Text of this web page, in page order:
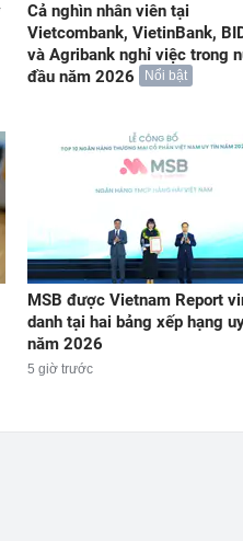
Cả nghìn nhân viên tại
Vietcombank, VietinBank,
và Agribank nghỉ việc trong
đầu năm 2026
Nổi bật
MSB được Vietnam Report
danh tại hai bảng xếp hạng
năm 2026
5 giờ trước